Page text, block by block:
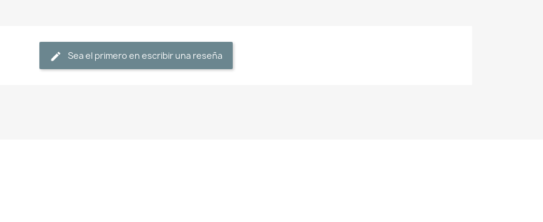
Sea el primero en escribir una reseña